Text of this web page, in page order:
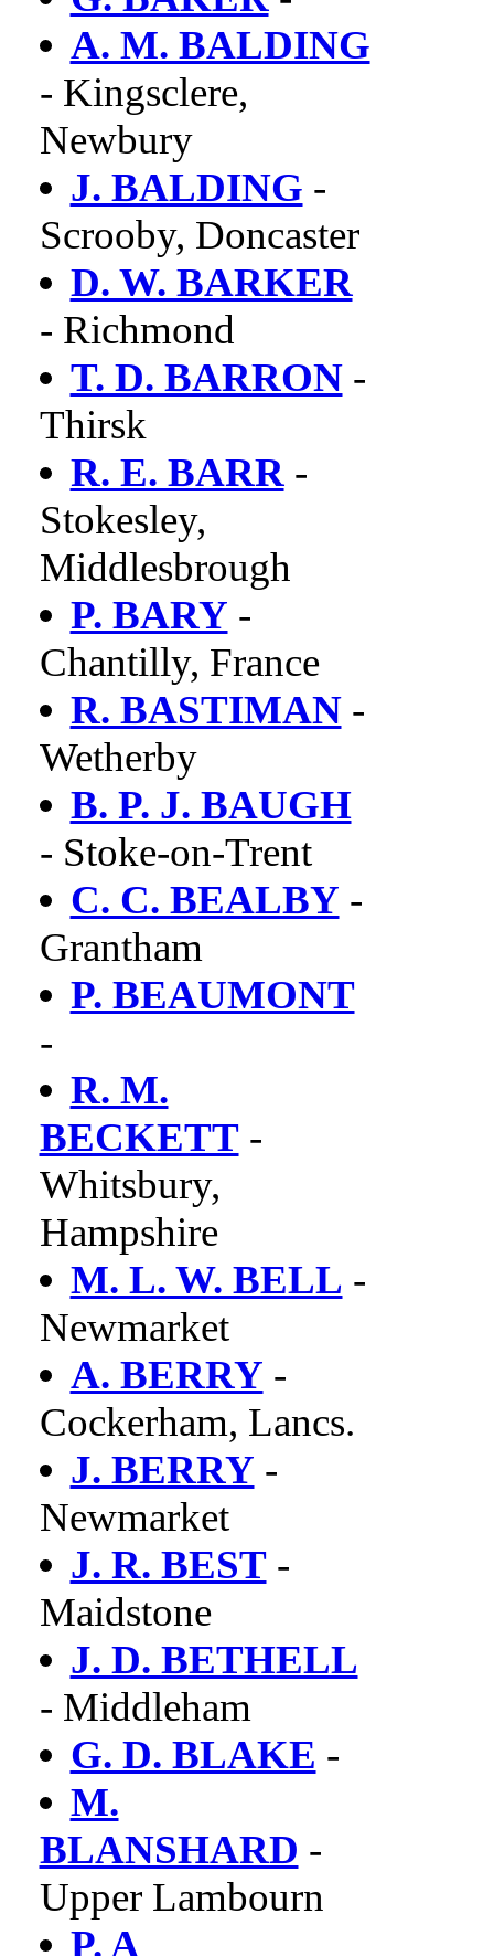
A. M. BALDING
- Kingsclere,
Newbury
J. BALDING -
Scrooby, Doncaster
D. W. BARKER
- Richmond
T. D. BARRON-
Thirsk
R. E. BARR-
Stokesley,
Middlesbrough
P. BARY -
Chantilly, France
R. BASTIMAN-
Wetherby
B. P. J. BAUGH
- Stoke-on-Trent
C. C. BEALBY -
Grantham
P. BEAUMONT
-
R. M.
BECKETT-
Whitsbury,
Hampshire
M. L. W. BELL -
Newmarket
A. BERRY -
Cockerham, Lancs.
J. BERRY -
Newmarket
J. R. BEST-
Maidstone
J. D. BETHELL
- Middleham
G. D. BLAKE -
M.
BLANSHARD -
Upper Lambourn
P. A